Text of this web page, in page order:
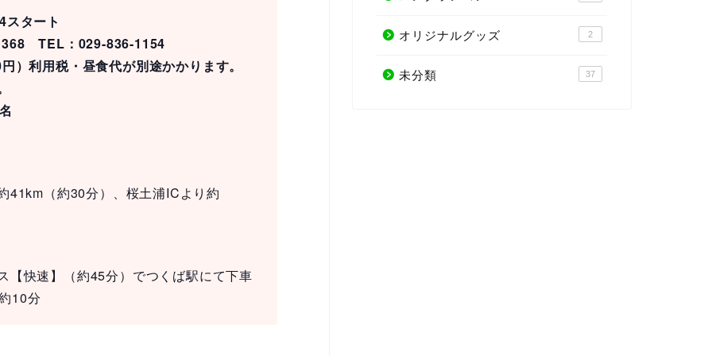
タート
368 TEL：029-836-1154
）利用税・昼食代が別途かかります。
41km（約30分）、桜土浦ICより約
【快速】（約45分）でつくば駅にて下車
10分
オリジナルグッズ 2
未分類 37